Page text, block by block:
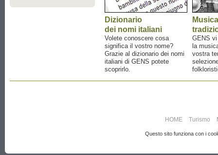
Dizionario
dei nomi italiani
Volete conoscere cosa
significa il vostro nome?
Grazie al dizionario dei nomi
italiani di GENS potete
scoprirlo.
Musica
GENS
la
vostra
HOME Turismo
Questo sito funziona con i